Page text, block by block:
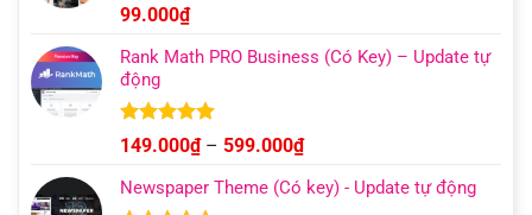
Được xếp
hạng4.95
5 sao
99.000₫
Rank Math PRO Business (Có Key) – Update tự
động
Được xếp
hạng5.00
5 sao
149.000₫ – 599.000₫Khoảng
từ
Newspaper Theme (Có key) - Update tự động